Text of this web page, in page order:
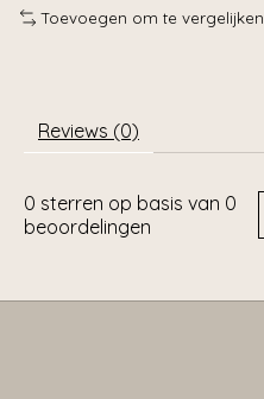
Toevoegen om te vergelijken
Reviews (0)
0 sterren op basis van 0
beoordelingen